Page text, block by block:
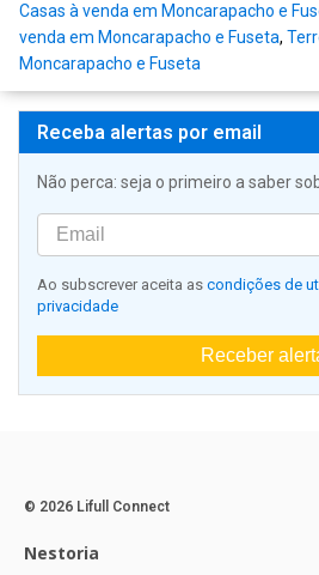
Casas à venda em Moncarapacho e
venda em Moncarapacho e Fuseta,
Moncarapacho e Fuseta
Receba alertas por email
Não perca: seja o primeiro a saber
Ao subscrever aceita as condições de
privacidade
Receber
© 2026 Lifull Connect
Nestoria